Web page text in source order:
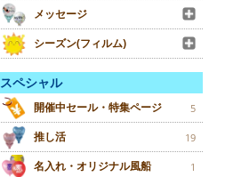
メッセージ
シーズン(フィルム)
スペシャル
開催中セール・特集ページ 5
推し活 19
名入れ・オリジナル風船 1